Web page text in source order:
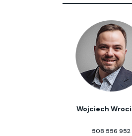
Wojciech
508 556 952